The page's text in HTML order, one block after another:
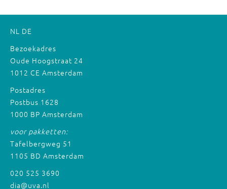
NL DE
Bezoekadres
Oude Hoogstraat 24
1012 CE Amsterdam
Postadres
Postbus 1628
1000 BP Amsterdam
voor pakketten:
Tafelbergweg 51
1105 BD Amsterdam
020 525 3690
dia@uva.nl